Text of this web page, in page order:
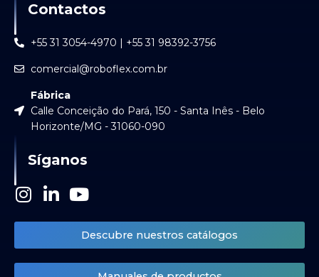
Contactos
+55 31 3054-4970 | +55 31 98392-3756
comercial@roboflex.com.br
Fábrica
Calle Conceição do Pará, 150 - Santa Inês - Belo
Horizonte/MG - 31060-090
Síganos
I
s
t
a
L
n
k
e
Y
u
t
u
Descubre nuestros catálogos